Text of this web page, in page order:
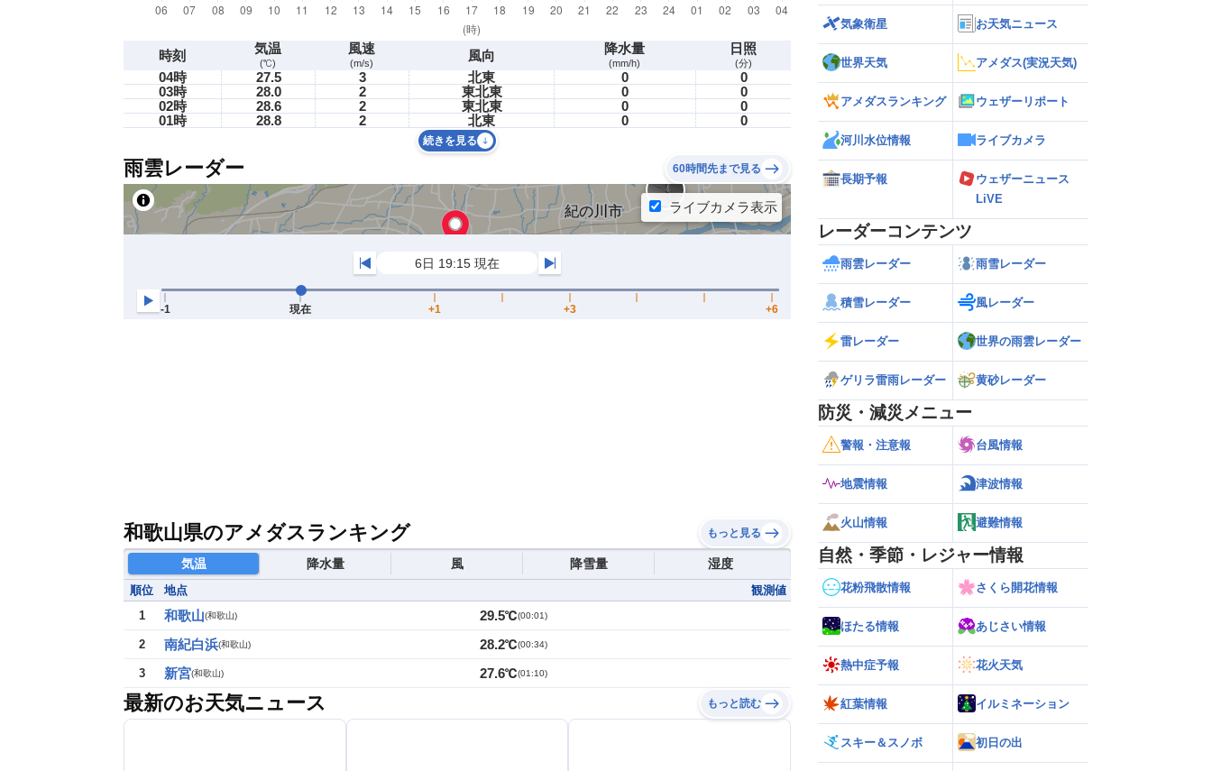
時刻 気温
(℃)
風速
(m/s) 風向 降水量
(mm/h)
日照
(分)
04時 27.5 3 北東 0
0
03時
28.0 2 東北東 0
0
02時
28.6 2 東北東 0
0
01時
28.8 2 北東 0 0
続きを見る
雨雲レーダー 60時間先まで見る
和歌山県のアメダスランキング もっと見る
気温 降水量 風 降雪量 湿度
順位 地点
観測値
1
和歌山(和歌山) 29.5℃(00:01)
2 南紀白浜(和歌山) 28.2℃(00:34)
3 新宮(和歌山) 27.6℃(01:10)
最新のお天気ニュース もっと読む
気象衛星 お天気ニュース
世界天気 アメダス(実況天気)
アメダスランキング ウェザーリポート
河川水位情報 ライブカメラ
長期予報
ウェザーニュース
LiVE
レーダーコンテンツ
雨雲レーダー 雨雪レーダー
積雪レーダー 風レーダー
雷レーダー 世界の雨雲レーダー
ゲリラ雷雨レーダー 黄砂レーダー
防災・減災メニュー
警報・注意報 台風情報
地震情報 津波情報
火山情報 避難情報
自然・季節・レジャー情報
花粉飛散情報 さくら開花情報
ほたる情報 あじさい情報
熱中症予報 花火天気
紅葉情報 イルミネーション
スキー＆スノボ 初日の出